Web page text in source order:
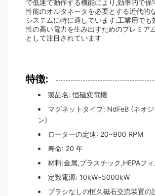
で低速で動作する機能により,効率的で保
性能のオルタネータを必要とする近代的
システムに特に適しています.工業用でも
性の高い電力を生み出すためのプレミア
として注目されています
特徴:
製品名: 恒磁変電機
マグネットタイプ: NdFeB (ネオ
ン)
ローターの定速: 20~900 RPM
寿命: 20 年
材料:金属,プラスチック,HEPAフ
定数電源: 10kW~5000kW
ブラシなしの恒久磁石交流装置の